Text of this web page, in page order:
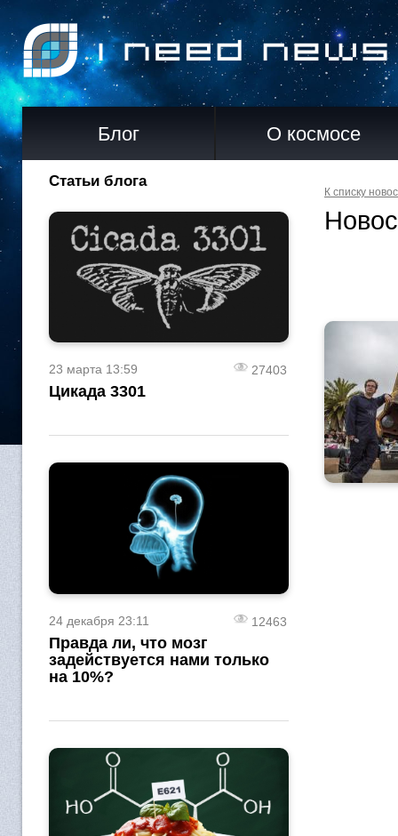
Блог О космосе
Статьи блога
23 марта 13:59 27403
Цикада 3301
24 декабря 23:11 12463
Правда ли, что мозг
задействуется нами только
на 10%?
К списку